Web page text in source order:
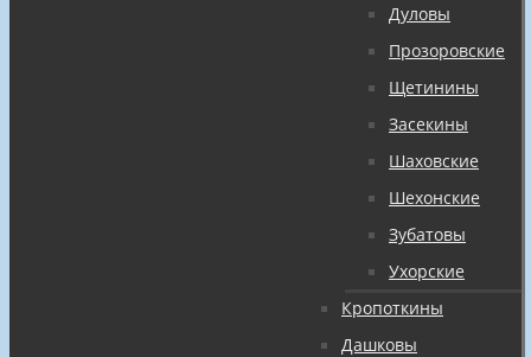
Дуловы
Прозоровские
Щетинины
Засекины
Шаховские
Шехонские
Зубатовы
Ухорские
Кропоткины
Дашковы